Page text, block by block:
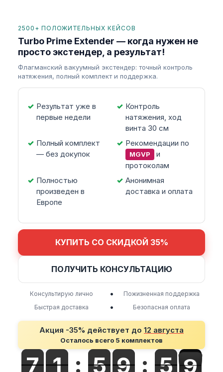
2500+ ПОЛОЖИТЕЛЬНЫХ КЕЙСОВ
Turbo Prime Extender — когда нужен не
просто экстендер, а результат!
Флагманский вакуумный экстендер: точный контроль
натяжения, полный комплект и поддержка.
Результат уже в
первые недели
Контроль
натяжения, ход
винта 30 см
Полный комплект
— без докупок
Рекомендации по
MGVP
и
протоколам
Полностью
произведен в
Европе
Анонимная
доставка и оплата
КУПИТЬ СО СКИДКОЙ 35%
ПОЛУЧИТЬ КОНСУЛЬТАЦИЮ
Консультирую лично •
Пожизненная поддержка
Быстрая доставка
• Безопасная оплата
Акция -35% действует до 12 августа
Осталось всего 5 комплектов